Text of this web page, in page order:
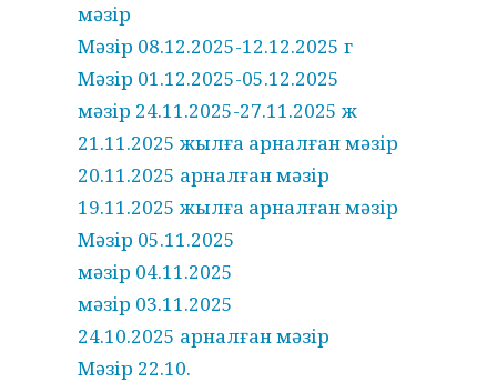
мәзір
Мәзір 08.12.2025-12.12.2025 г
Мәзір 01.12.2025-05.12.2025
мәзір 24.11.2025-27.11.2025 ж
21.11.2025 жылға арналған мәзір
20.11.2025 арналған мәзір
19.11.2025 жылға арналған мәзір
Мәзір 05.11.2025
мәзір 04.11.2025
мәзір 03.11.2025
24.10.2025 арналған мәзір
Мәзір 22.10.